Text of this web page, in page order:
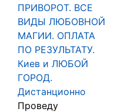
ПРИВОРОТ. ВСЕ
ВИДЫ ЛЮБОВНОЙ
МАГИИ. ОПЛАТА
ПО РЕЗУЛЬТАТУ.
Киев и ЛЮБОЙ
ГОРОД.
Дистанционно
Проведу